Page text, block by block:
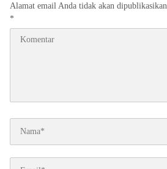
Alamat email Anda tidak akan dipublikasikan.
*